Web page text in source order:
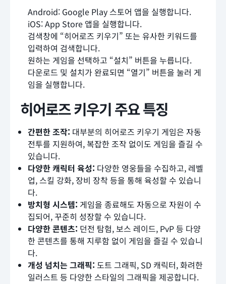
Android: Google Play 스토어 앱을 실행합니다.
iOS: App Store 앱을 실행합니다.
검색창에 “히어로즈 키우기” 또는 유사한 키워드를
입력하여 검색합니다.
원하는 게임을 선택하고 “설치” 버튼을 누릅니다.
다운로드 및 설치가 완료되면 “열기” 버튼을 눌러 게
임을 실행합니다.
히어로즈 키우기 주요 특징
간편한 조작: 대부분의 히어로즈 키우기 게임은 자동
전투를 지원하여, 복잡한 조작 없이도 게임을 즐길 수
있습니다.
다양한 캐릭터 육성: 다양한 영웅들을 수집하고, 레벨
업, 스킬 강화, 장비 장착 등을 통해 육성할 수 있습니
다.
방치형 시스템: 게임을 종료해도 자동으로 자원이 수
집되어, 꾸준히 성장할 수 있습니다.
다양한 콘텐츠: 던전 탐험, 보스 레이드, PvP 등 다양
한 콘텐츠를 통해 지루함 없이 게임을 즐길 수 있습니
다.
개성 넘치는 그래픽: 도트 그래픽, SD 캐릭터, 화려한
일러스트 등 다양한 스타일의 그래픽을 제공합니다.